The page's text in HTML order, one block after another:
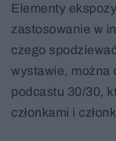
Elementy
zastosowanie w
czego
wystawie, można
podcastu 30/30,
członkami i